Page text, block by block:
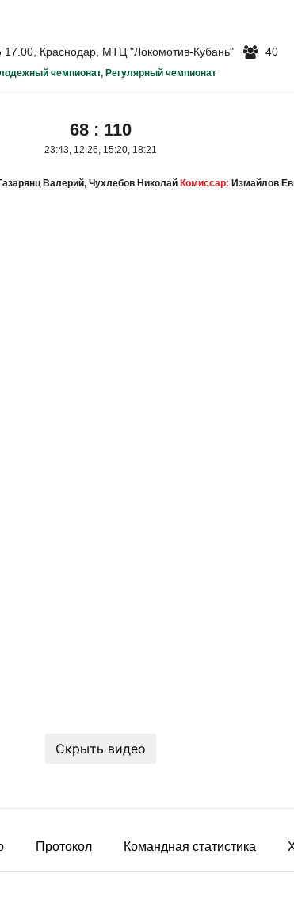
17.00, Краснодар, МТЦ "Локомотив-Кубань" 40
чемпионат, Регулярный чемпионат
68: 110
23:43, 12:26, 15:20, 18:21
Валерий, Чухлебов Николай Комиссар: Измайлов
Скрыть видео
Протокол Командная статистика